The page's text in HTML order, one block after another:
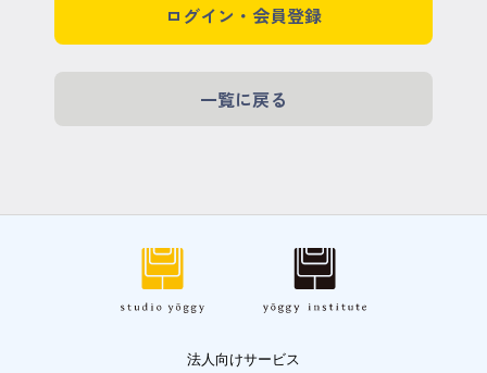
ログイン・会員登録
一覧に戻る
法人向けサービス